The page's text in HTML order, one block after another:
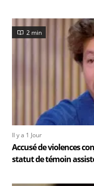
2 min
Il y a 1 Jour
Accusé de violences
statut de témoin